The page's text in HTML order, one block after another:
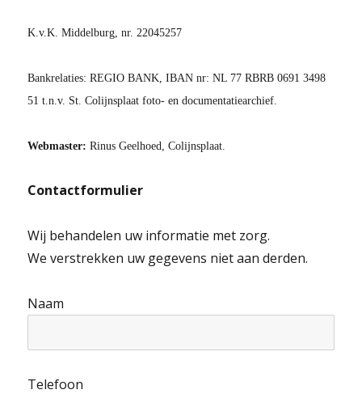
K.v.K. Middelburg, nr. 22045257
Bankrelaties: REGIO BANK, IBAN nr: NL 77 RBRB 0691 3498
51 t.n.v. St. Colijnsplaat foto- en documentatiearchief.
Webmaster: Rinus Geelhoed, Colijnsplaat.
Contactformulier
Wij behandelen uw informatie met zorg.
We verstrekken uw gegevens niet aan derden.
Naam
Telefoon